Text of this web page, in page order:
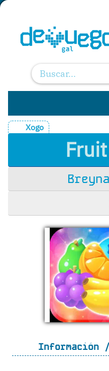
Xogo
Información